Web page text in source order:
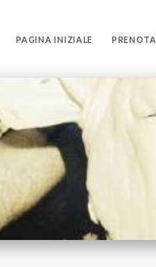
PAGINA INIZIALE PRENOTA